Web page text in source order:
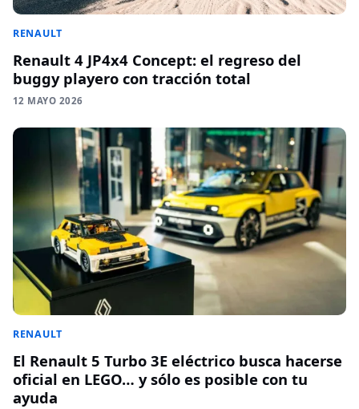
RENAULT
Renault 4 JP4x4 Concept: el regreso del
buggy playero con tracción total
12 MAYO 2026
RENAULT
El Renault 5 Turbo 3E eléctrico busca hacerse
oficial en LEGO… y sólo es posible con tu
ayuda